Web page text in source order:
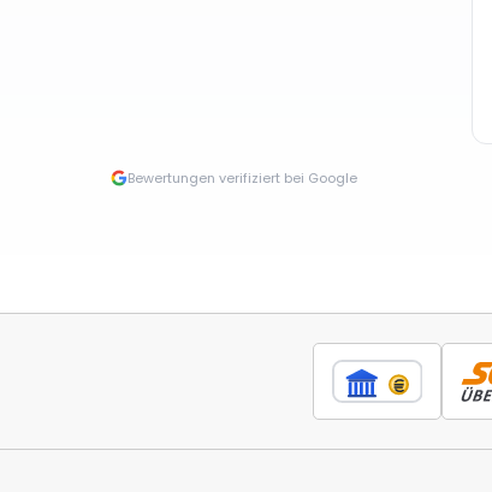
Bewertungen verifiziert bei Google